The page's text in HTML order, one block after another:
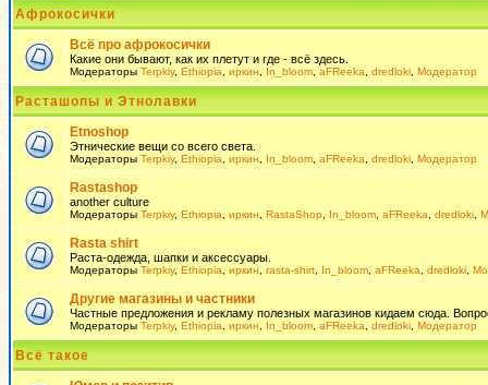
Афрокосички
Всё про афрокосички
Какие они бывают, как их плетут и где - всё здесь.
Модераторы Terpkiy, Ethiopia иркин In_bloom aFReeka dredloki Модератор
Расташопы и Этнолавки
Etnoshop
Этнические вещи со всего света.
Модераторы Terpkiy, Ethiopia иркин In_bloom aFReeka dredloki Модератор
Rastashop
another culture
Модераторы Terpkiy, Ethiopia иркин RastaShop In_bloom aFReeka dredloki
Rasta shirt
Раста-одежда, шапки и аксессуары.
Модераторы Terpkiy, Ethiopia иркин rasta-shirt In_bloom aFReeka dredloki
Другие магазины и частники
Частные предложения и рекламу полезных магазинов кидаем сюда.
Модераторы Terpkiy, Ethiopia иркин In_bloom aFReeka dredloki Модератор
Всё такое